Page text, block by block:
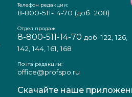
Телефон редакции:
8-800-511-14-70 (доб. 208)
Отдел продаж
8-800-511-14-70 доб. 122, 126,
142, 144, 161, 168
Почта редакции:
office@profspo.ru
Скачайте наше